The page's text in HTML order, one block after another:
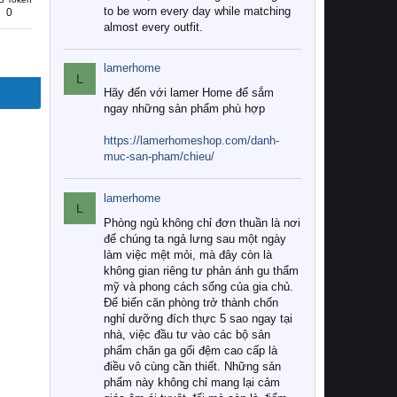
0
to be worn every day while matching
almost every outfit.
L
lamerhome
Hãy đến với lamer Home để sắm
ngay những sản phẩm phù hợp
https://lamerhomeshop.com/danh-
muc-san-pham/chieu/
L
lamerhome
Phòng ngủ không chỉ đơn thuần là nơi
để chúng ta ngả lưng sau một ngày
làm việc mệt mỏi, mà đây còn là
không gian riêng tư phản ánh gu thẩm
mỹ và phong cách sống của gia chủ.
Để biến căn phòng trở thành chốn
nghỉ dưỡng đích thực 5 sao ngay tại
nhà, việc đầu tư vào các bộ sản
phẩm chăn ga gối đệm cao cấp là
điều vô cùng cần thiết. Những sản
phẩm này không chỉ mang lại cảm